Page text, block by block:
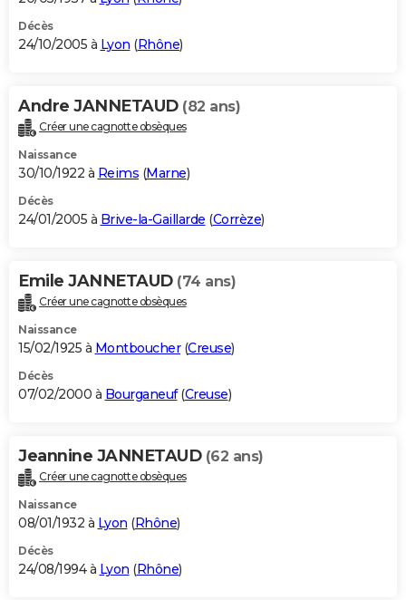
Décès
24/10/2005 à Lyon (Rhône)
Andre JANNETAUD (82 ans)
Créer une cagnotte obsèques
Naissance
30/10/1922 à Reims (Marne)
Décès
24/01/2005 à Brive-la-Gaillarde (Corrèze)
Emile JANNETAUD (74 ans)
Créer une cagnotte obsèques
Naissance
15/02/1925 à Montboucher(Creuse)
Décès
07/02/2000 à Bourganeuf(Creuse)
Jeannine JANNETAUD (62 ans)
Créer une cagnotte obsèques
Naissance
08/01/1932 à Lyon (Rhône)
Décès
24/08/1994 à Lyon (Rhône)